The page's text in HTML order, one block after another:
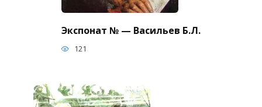
Экспонат № — Васильев Б.Л.
121